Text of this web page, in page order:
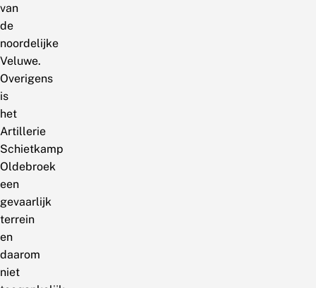
van
de
noordelijke
Veluwe.
Overigens
is
het
Artillerie
Schietkamp
Oldebroek
een
gevaarlijk
terrein
en
daarom
niet